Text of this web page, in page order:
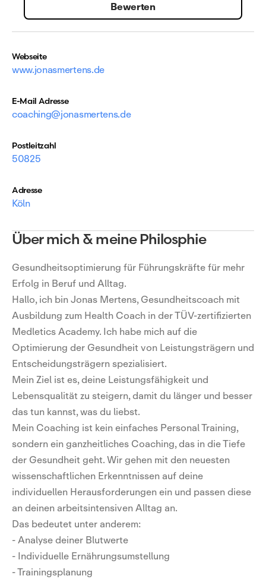
Bewerten
Webseite
www.jonasmertens.de
E-Mail Adresse
coaching@jonasmertens.de
Postleitzahl
50825
Adresse
Köln
Über mich & meine Philosphie
Gesundheitsoptimierung für Führungskräfte für mehr
Erfolg in Beruf und Alltag.
Hallo, ich bin Jonas Mertens, Gesundheitscoach mit
Ausbildung zum Health Coach in der TÜV-zertifizierten
Medletics Academy. Ich habe mich auf die
Optimierung der Gesundheit von Leistungsträgern und
Entscheidungsträgern spezialisiert.
Mein Ziel ist es, deine Leistungsfähigkeit und
Lebensqualität zu steigern, damit du länger und besser
das tun kannst, was du liebst.
Mein Coaching ist kein einfaches Personal Training,
sondern ein ganzheitliches Coaching, das in die Tiefe
der Gesundheit geht. Wir gehen mit den neuesten
wissenschaftlichen Erkenntnissen auf deine
individuellen Herausforderungen ein und passen diese
an deinen arbeitsintensiven Alltag an.
Das bedeutet unter anderem:
- Analyse deiner Blutwerte
- Individuelle Ernährungsumstellung
- Trainingsplanung